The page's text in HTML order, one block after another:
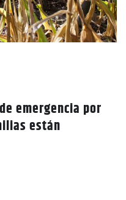
emergencia por
están